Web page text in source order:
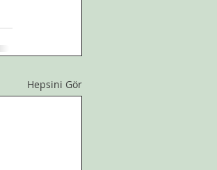
Hepsini Gör